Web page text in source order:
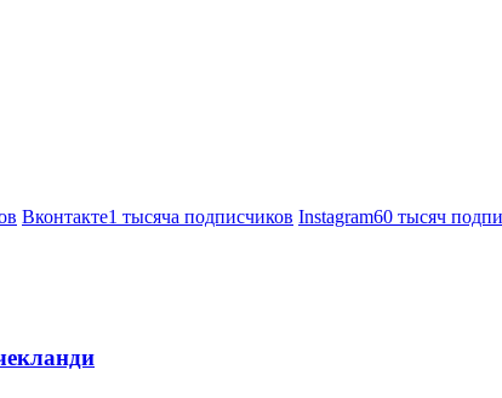
Вконтакте1 тысяча подписчиков Instagram60 тысяч